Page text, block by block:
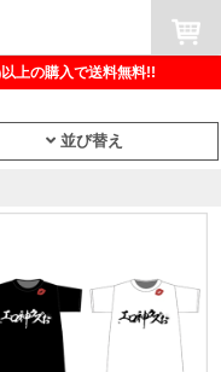
以上の購入で送料無料!!
並び替え